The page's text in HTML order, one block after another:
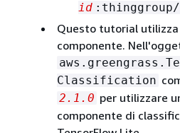
id :thinggroup/
Questo tutorial utilizza
componente.
Classification
2.1.0 per utilizzare
componente di